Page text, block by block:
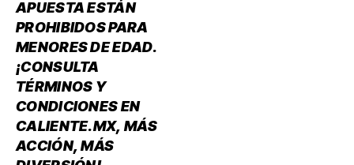
APUESTA ESTÁN
PROHIBIDOS PARA
MENORES DE EDAD.
¡CONSULTA
TÉRMINOS Y
CONDICIONES EN
CALIENTE.MX, MÁS
ACCIÓN, MÁS